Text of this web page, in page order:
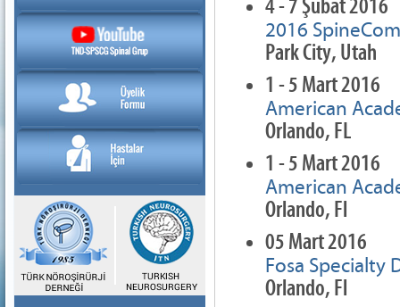
4 - 7 Şubat 2016
2016
Park City, Utah
1 - 5 Mart 2016
American
Orlando, FL
1 - 5 Mart 2016
American
Orlando, Fl
05 Mart 2016
Fosa Specialty
Orlando, Fl